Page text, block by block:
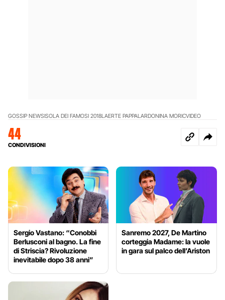
GOSSIP NEWSISOLA DEI FAMOSI 2018LAERTE PAPPALARDONINA MORICVIDEO
44
CONDIVISIONI
Sergio Vastano: “Conobbi
Berlusconi al bagno. La fine
di Striscia? Rivoluzione
inevitabile dopo 38 anni”
Sanremo 2027, De Martino
corteggia Madame: la vuole
in gara sul palco dell’Ariston